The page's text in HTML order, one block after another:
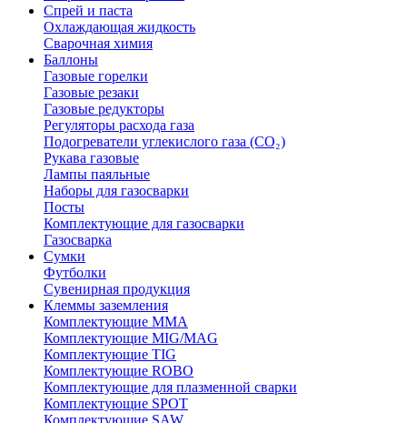
Спрей и паста
Охлаждающая жидкость
Сварочная химия
Баллоны
Газовые горелки
Газовые резаки
Газовые редукторы
Регуляторы расхода газа
Подогреватели углекислого газа (CO₂)
Рукава газовые
Лампы паяльные
Наборы для газосварки
Посты
Комплектующие для газосварки
Газосварка
Сумки
Футболки
Сувенирная продукция
Клеммы заземления
Комплектующие ММА
Комплектующие MIG/MAG
Комплектующие TIG
Комплектующие ROBO
Комплектующие для плазменной сварки
Комплектующие SPOT
Комплектующие SAW